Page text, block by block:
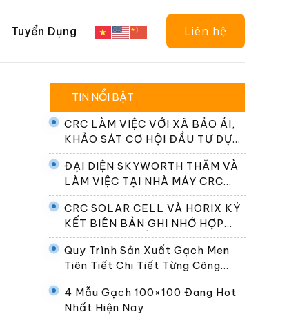
Tuyển Dụng Liên hệ
TIN NỔI BẬT
CRC LÀM VIỆC VỚI XÃ BẢO ÁI,
KHẢO SÁT CƠ HỘI ĐẦU TƯ DỰ
ÁN ĐIỆN NĂNG LƯỢNG MẶT
TRỜI
ĐẠI DIỆN SKYWORTH THĂM VÀ
LÀM VIỆC TẠI NHÀ MÁY CRC
SOLAR CELL
CRC SOLAR CELL VÀ HORIX KÝ
KẾT BIÊN BẢN GHI NHỚ HỢP
TÁC PHÁT TRIỂN HỆ THỐNG
ĐỔI PIN TẠI VIỆT NAM
Quy Trình Sản Xuất Gạch Men
Tiên Tiết Chi Tiết Từng Công
Đoạn
4 Mẫu Gạch 100×100 Đang Hot
Nhất Hiện Nay